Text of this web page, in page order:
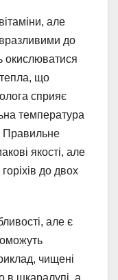
але
до
окислюватися
тепла, що
сприяє
температура
Правильне
якості, але
до двох
але є
чищені
в шкаралупі, а